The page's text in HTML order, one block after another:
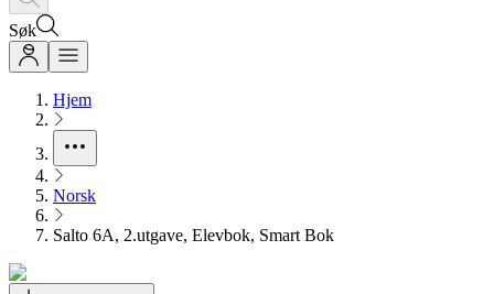
Søk
Hjem
Norsk
Salto 6A, 2.utgave, Elevbok, Smart Bok